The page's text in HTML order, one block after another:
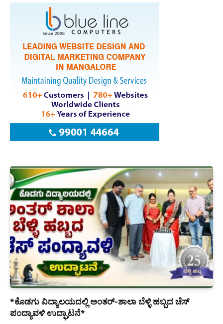
*ಕೊಡಗು ವಿದ್ಯಾಲಯದಲ್ಲಿ ಅಂತರ್-ಶಾಲಾ ಬೆಳ್ಳಿ ಹಬ್ಬದ ಚೆಸ್
ಪಂದ್ಯಾವಳಿ ಉದ್ಘಾಟನೆ*